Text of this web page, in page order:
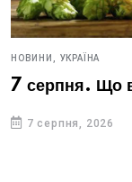
НОВИНИ, УКРАЇНА
7 серпня. Що
7 серпня, 2026